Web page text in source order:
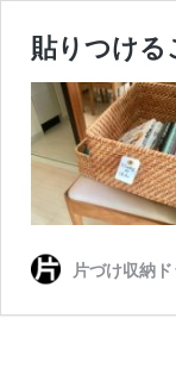
貼りつける
片づけ収納